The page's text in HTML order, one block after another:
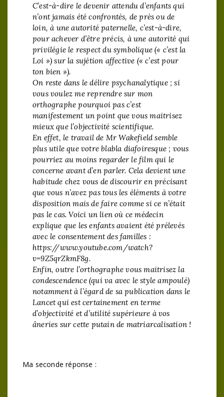
C’est-à-dire le devenir attendu d’enfants qui
n’ont jamais été confrontés, de près ou de
loin, à une autorité paternelle, c’est-à-dire,
pour achever d’être précis, à une autorité qui
privilégie le respect du symbolique (« c’est la
Loi ») sur la sujétion affective (« c’est pour
ton bien »).
On reste dans le délire psychanalytique ; si
vous voulez me reprendre sur mon
orthographe pourquoi pas c’est
manifestement un point que vous maitrisez
mieux que l’objectivité scientifique.
En effet, le travail de Mr Wakefield semble
plus utile que votre blabla diafoiresque ; vous
pourriez au moins regarder le film qui le
concerne avant d’en parler. Cela devient une
habitude chez vous de discourir en précisant
que vous n’avez pas tous les éléments à votre
disposition mais de faire comme si ce n’était
pas le cas. Voici un lien où ce médecin
explique que les enfants avaient été prélevés
avec le consentement des familles :
https://www.youtube.com/watch?
v=9Z5qrZkmF8g.
Enfin, outre l’orthographe vous maitrisez la
condescendence (qui va avec le style ampoulé)
notamment à l’égard de sa publication dans le
Lancet qui est certainement en terme
d’objectivité et d’utilité supérieure à vos
âneries sur cette putain de matriarcalisation !
Ma seconde réponse :